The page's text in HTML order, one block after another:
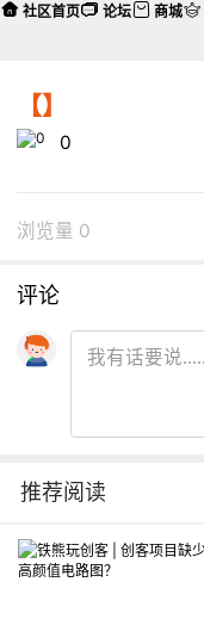
【】
0
浏览量 0
评论
推荐阅读
社区首页 论坛 商城